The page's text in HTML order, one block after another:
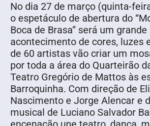
No dia 27 de março (quinta-
o espetáculo de abertura do
Boca de Brasa” será um grande
acontecimento de cores, luzes
de 60 artistas vão criar um
por toda a área do Quarteirão
Teatro Gregório de Mattos às
Barroquinha. Com direção de
Nascimento e Jorge Alencar e
musical de Luciano Salvador